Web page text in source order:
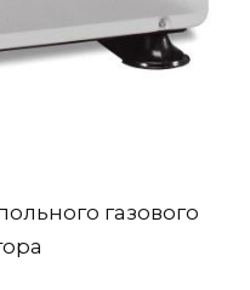
газового